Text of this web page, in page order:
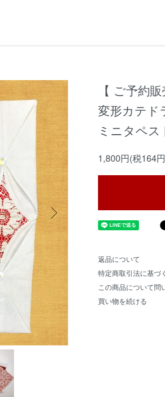
【 ご予約
変形カテド
ミニタペス
1,800円(税164
返品について
特定商取引法に基づ
この商品について問
買い物を続ける